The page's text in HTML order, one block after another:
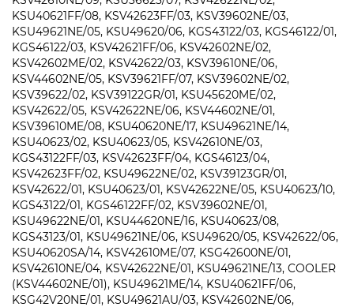
KSU40621FF/08, KSV42623FF/03, KSV39602NE/03,
KSU49621NE/05, KSU49620/06, KGS43122/03, KGS46122/01,
KGS46122/03, KSV42621FF/06, KSV42602NE/02,
KSV42602ME/02, KSV42622/03, KSV39610NE/06,
KSV44602NE/05, KSV39621FF/07, KSV39602NE/02,
KSV39622/02, KSV39122GR/01, KSU45620ME/02,
KSV42622/05, KSV42622NE/06, KSV44602NE/01,
KSV39610ME/08, KSU40620NE/17, KSU49621NE/14,
KSU40623/02, KSU40623/05, KSV42610NE/03,
KGS43122FF/03, KSV42623FF/04, KGS46123/04,
KSV42623FF/02, KSU49622NE/02, KSV39123GR/01,
KSV42622/01, KSU40623/01, KSV42622NE/05, KSU40623/10,
KGS43122/01, KGS46122FF/02, KSV39602NE/01,
KSU49622NE/01, KSU44620NE/16, KSU40623/08,
KGS43123/01, KSU49621NE/06, KSU49620/05, KSV42622/06,
KSU40620SA/14, KSV42610ME/07, KSG42600NE/01,
KSV42610NE/04, KSV42622NE/01, KSU49621NE/13, COOLER
(KSV44602NE/01), KSU49621ME/14, KSU40621FF/06,
KSG42V20NE/01, KSU49621AU/03, KSV42602NE/06,